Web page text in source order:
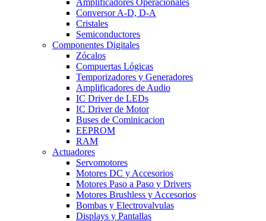
Conversor A-D, D-A
Cristales
Semiconductores
Componentes Digitales
Zócalos
Compuertas Lógicas
Temporizadores y Generadores
Amplificadores de Audio
IC Driver de LEDs
IC Driver de Motor
Buses de Cominicacion
EEPROM
RAM
Actuadores
Servomotores
Motores DC y Accesorios
Motores Paso a Paso y Drivers
Motores Brushless y Accesorios
Bombas y Electrovalvulas
Displays y Pantallas